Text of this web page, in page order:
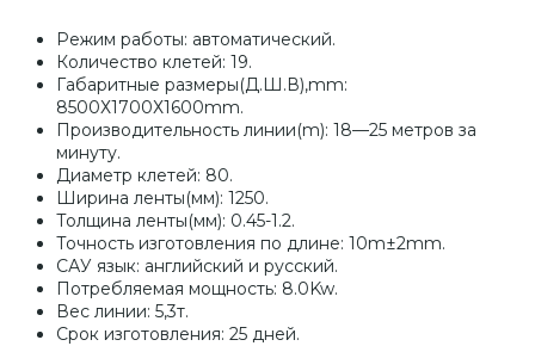
Режим работы: автоматический.
Количество клетей: 19.
Габаритные размеры(Д.Ш.В),mm:
8500Х1700Х1600mm.
Производительность линии(m): 18—25 метров за
минуту.
Диаметр клетей: 80.
Ширина ленты(мм): 1250.
Толщина ленты(мм): 0.45-1.2.
Точность изготовления по длине: 10m±2mm.
САУ язык: английский и русский.
Потребляемая мощность: 8.0Kw.
Вес линии: 5,3т.
Срок изготовления: 25 дней.